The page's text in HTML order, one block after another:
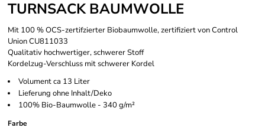
TURNSACK BAUMWOLLE
Mit 100 % OCS-zertifzierter Biobaumwolle, zertifiziert von Control
Union CU811033
Qualitativ hochwertiger, schwerer Stoff
Kordelzug-Verschluss mit schwerer Kordel
Volument ca 13 Liter
Lieferung ohne Inhalt/Deko
100% Bio-Baumwolle - 340 g/m²
Farbe